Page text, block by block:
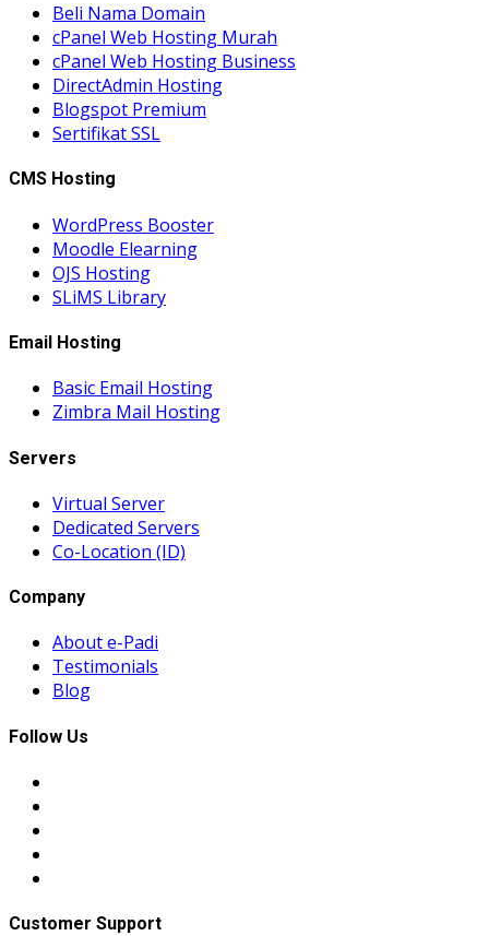
Beli Nama Domain
cPanel Web Hosting Murah
cPanel Web Hosting Business
DirectAdmin Hosting
Blogspot Premium
Sertifikat SSL
CMS Hosting
WordPress Booster
Moodle Elearning
OJS Hosting
SLiMS Library
Email Hosting
Basic Email Hosting
Zimbra Mail Hosting
Servers
Virtual Server
Dedicated Servers
Co-Location (ID)
Company
About e-Padi
Testimonials
Blog
Follow Us
Customer Support